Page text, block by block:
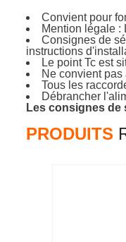
Convient pour
Mention légale :
Consignes de
instructions
Le point Tc est
Ne convient
Tous les
Débrancher
Les consignes
PRODUITS